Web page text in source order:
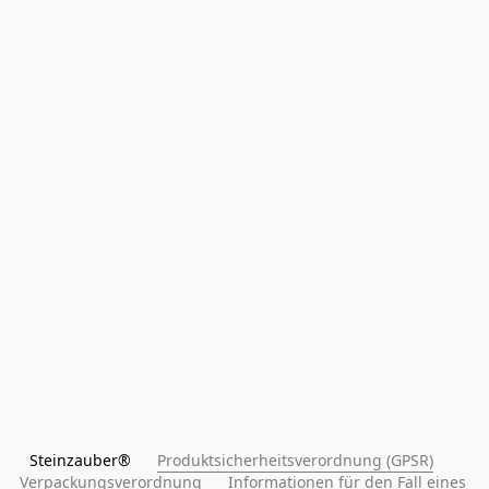
Steinzauber® Produktsicherheitsverordnung (GPSR)
Verpackungsverordnung
Informationen für den Fall eines